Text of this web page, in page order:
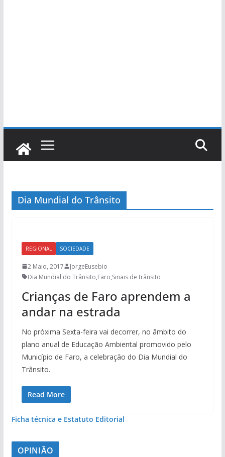
Dia Mundial do Trânsito
REGIONAL SOCIEDADE
2 Maio, 2017
JorgeEusebio
Dia Mundial do Trânsito,Faro,Sinais de trânsito
Crianças de Faro aprendem a
andar na estrada
No próxima Sexta-feira vai decorrer, no âmbito do
plano anual de Educação Ambiental promovido pelo
Município de Faro, a celebração do Dia Mundial do
Trânsito.
Read More
Ficha técnica e Estatuto Editorial
OPINIÃO